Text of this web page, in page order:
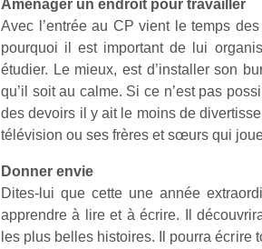
Aménager un endroit pour travailler
Avec l’entrée au CP vient le temps
pourquoi il est important de lui
étudier. Le mieux, est d’installer son
qu’il soit au calme. Si ce n’est pas
des devoirs il y ait le moins de
télévision ou ses frères et sœurs qui
Donner envie
Dites-lui que cette une année
apprendre à lire et à écrire. Il
les plus belles histoires. Il pourra écrire